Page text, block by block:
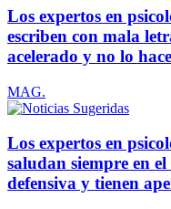
Los expertos en
escriben con mala
acelerado y no lo
MAG.
Los expertos en
saludan siempre en
defensiva y tienen